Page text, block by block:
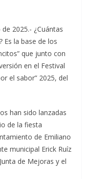
2025.- ¿Cuántas
Es la base de los
que junto con
en el Festival
el sabor” 2025, del
han sido lanzadas
de la fiesta
de Emiliano
municipal Erick Ruíz
de Mejoras y el